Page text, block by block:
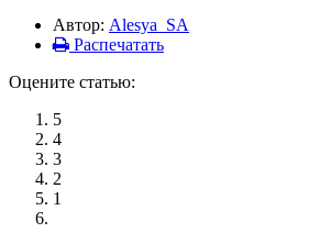
Автор: Alesya_SA
Распечатать
Оцените статью:
5
4
3
2
1